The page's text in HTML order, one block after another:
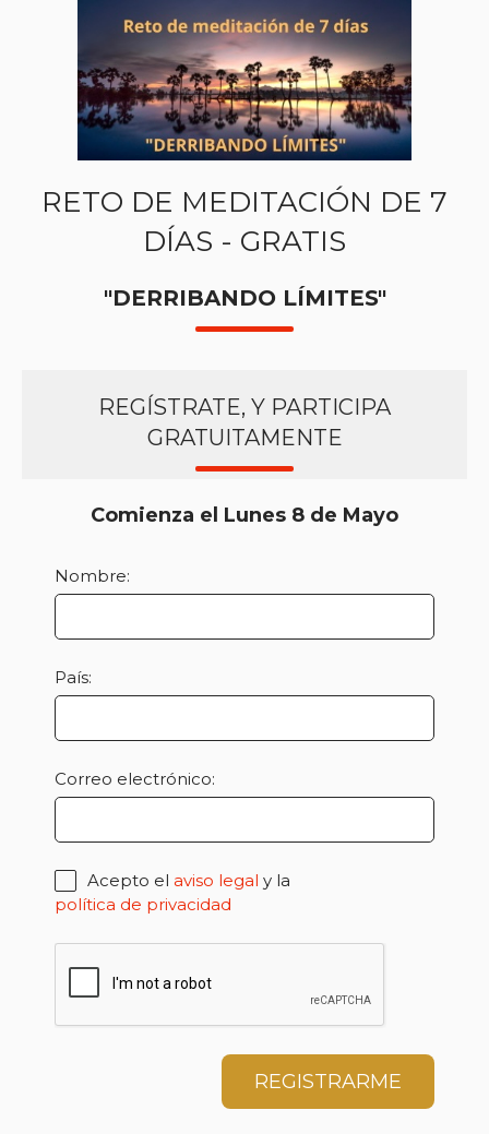
RETO DE MEDITACIÓN DE 7
DÍAS - GRATIS
"DERRIBANDO LÍMITES"
REGÍSTRATE, Y PARTICIPA
GRATUITAMENTE
Comienza el Lunes 8 de Mayo
Nombre:
País:
Correo electrónico:
Acepto el aviso legal y la
política de privacidad
REGISTRARME